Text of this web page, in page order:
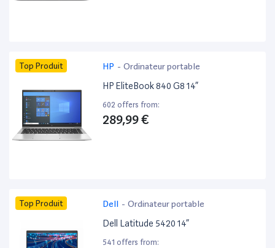
Top Produit HP - Ordinateur portable
HP EliteBook 840 G8 14”
602 offers from:
289,99 €
Top Produit Dell - Ordinateur portable
Dell Latitude 5420 14”
541 offers from: